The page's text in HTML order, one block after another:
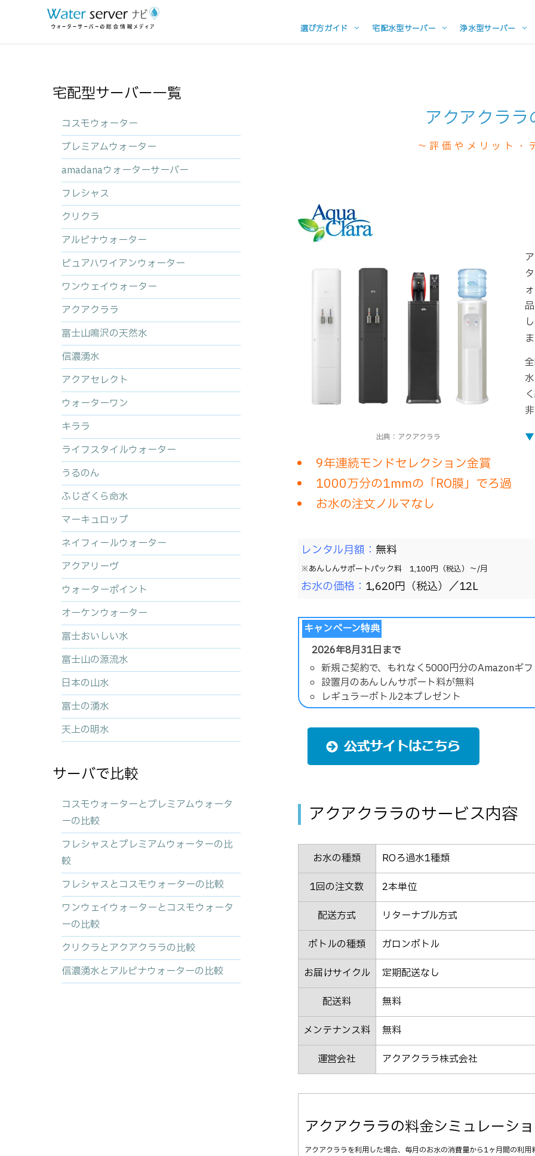
選び方ガイド 宅配水型サーバー 浄水型サーバー
アクアクラ
～評価やメリット・
出典：アクアクララ
▼
9年連続モンドセレクション金賞
1000万分の1mmの「RO膜」でろ過
お水の注文ノルマなし
レンタル月額： 無料
※あんしんサポートパック料 1,100円（税込）～/月
お水の価格： 1,620円（税込）／12L
キャンペーン特典
2026年8月31日まで
新規ご契約で、もれなく5000円分のAmazonギフ
設置月のあんしんサポート料が無料
レギュラーボトル2本プレゼント
アクアクララのサービス内容
お水の種類
ROろ過水1種類
1回の注文数
2本単位
配送方式
リターナブル方式
ボトルの種類
ガロンボトル
お届けサイクル
定期配送なし
配送料
無料
メンテナンス料
無料
運営会社
アクアクララ株式会社
アクアクララの料金シミュレーシ
アクアクララを利用した場合、毎月のお水の消費量から1ヶ月間の利用
宅配型サーバー一覧
コスモウォーター
プレミアムウォーター
amadanaウォーターサーバー
フレシャス
クリクラ
アルピナウォーター
ピュアハワイアンウォーター
ワンウェイウォーター
アクアクララ
富士山鳴沢の天然水
信濃湧水
アクアセレクト
ウォーターワン
キララ
ライフスタイルウォーター
うるのん
ふじざくら命水
マーキュロップ
ネイフィールウォーター
アクアリーヴ
ウォーターポイント
オーケンウォーター
富士おいしい水
富士山の源流水
日本の山水
富士の湧水
天上の明水
サーバで比較
コスモウォーターとプレミアムウォータ
ーの比較
フレシャスとプレミアムウォーターの比
較
フレシャスとコスモウォーターの比較
ワンウェイウォーターとコスモウォータ
ーの比較
クリクラとアクアクララの比較
信濃湧水とアルピナウォーターの比較